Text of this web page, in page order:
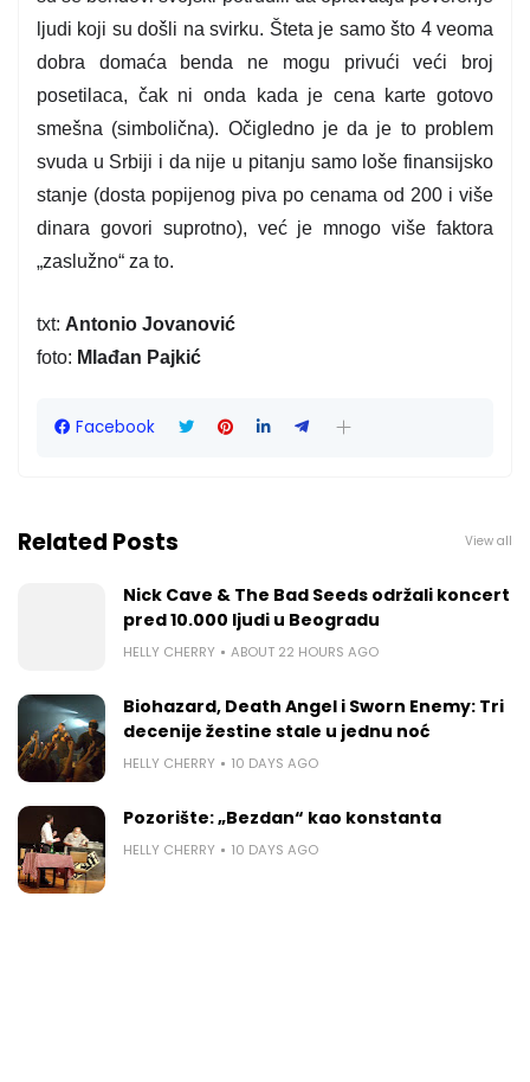
ljudi koji su došli na svirku. Šteta je samo što 4 veoma
dobra domaća benda ne mogu privući veći broj
posetilaca, čak ni onda kada je cena karte gotovo
smešna (simbolična). Očigledno je da je to problem
svuda u Srbiji i da nije u pitanju samo loše finansijsko
stanje (dosta popijenog piva po cenama od 200 i više
dinara govori suprotno), već je mnogo više faktora
„zaslužno“ za to.
txt: Antonio Jovanović
foto: Mlađan Pajkić
Facebook
Related Posts View all
Nick Cave & The Bad Seeds održali koncert
pred 10.000 ljudi u Beogradu
HELLY CHERRY ABOUT 22 HOURS AGO
Biohazard, Death Angel i Sworn Enemy: Tri
decenije žestine stale u jednu noć
HELLY CHERRY 10 DAYS AGO
Pozorište: „Bezdan“ kao konstanta
HELLY CHERRY 10 DAYS AGO